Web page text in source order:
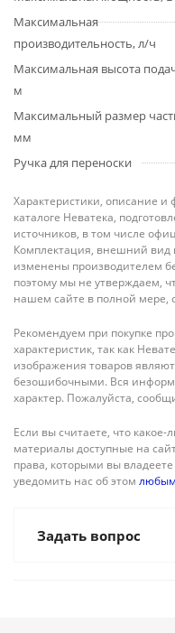
Максимальная
производительность, л/ч
Максимальная высота
м
Максимальный размер
мм
Ручка для переноски
Характеристики, описание
каталоге Неватека,
источников, в том числе
Комплектация, внешний вид
изменены производителем
поэтому мы не утверждаем,
нашем сайте в полной мере,
Рекомендуем при покупке
характеристик, так как
изображения товаров
безошибочными. Вся
характер. Пожалуйста,
Если вы считаете, что
материалы доступные на
права, которыми вы
уведомить нас об этом любым
Задать вопрос